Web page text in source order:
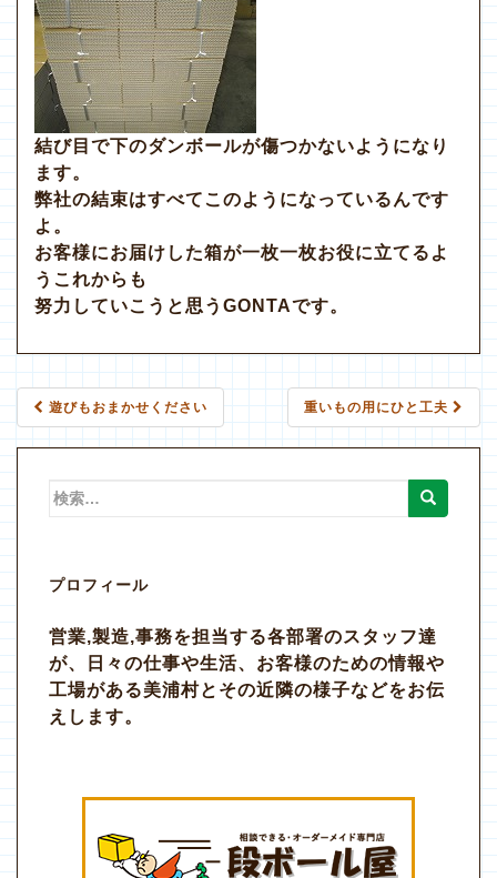
結び目で下のダンボールが傷つかないようになり
ます。
弊社の結束はすべてこのようになっているんです
よ。
お客様にお届けした箱が一枚一枚お役に立てるよ
うこれからも
努力していこうと思うGONTAです。
投
稿
遊びもおまかせください 重いもの用にひと工夫
検
プロフィール
営業,製造,事務を担当する各部署のスタッフ達
が、日々の仕事や生活、お客様のための情報や
工場がある美浦村とその近隣の様子などをお伝
えします。